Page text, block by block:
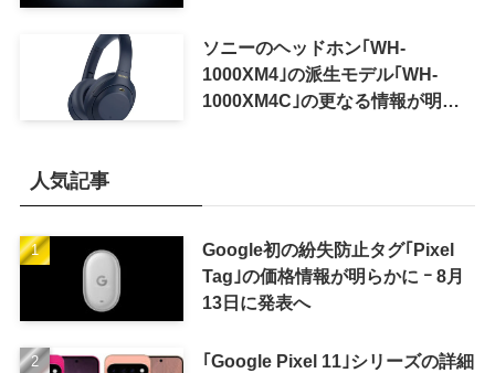
ソニーのヘッドホン｢WH-
1000XM4｣の派生モデル｢WH-
1000XM4C｣の更なる情報が明ら
人気記事
Google初の紛失防止タグ｢Pixel
Tag｣の価格情報が明らかに ｰ 8月
13日に発表へ
｢Google Pixel 11｣シリーズの詳細